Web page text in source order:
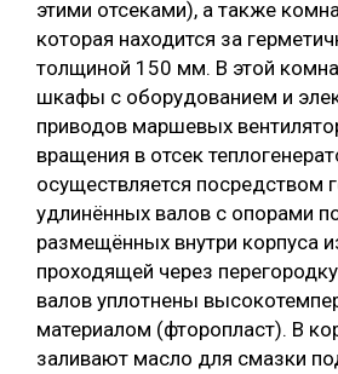
этими отсеками), а также
которая находится за
толщиной 150 мм. В этой
шкафы с оборудованием и
приводов маршевых
вращения в отсек
осуществляется посредством
удлинённых валов с опорами
размещённых внутри корпуса
проходящей через
валов уплотнены
материалом (фторопласт). В
заливают масло для смазки